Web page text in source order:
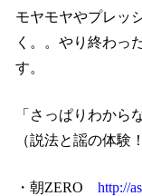
モヤモヤやプレッ
く。。やり終わっ
す。
「さっぱりわから
（説法と謡の体験
・朝ZERO
http://